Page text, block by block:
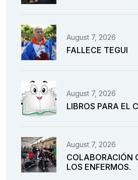
August 7, 2026
FALLECE TEGUI
August 7, 2026
LIBROS PARA EL
August 7, 2026
COLABORACIÓN
LOS ENFERMOS.